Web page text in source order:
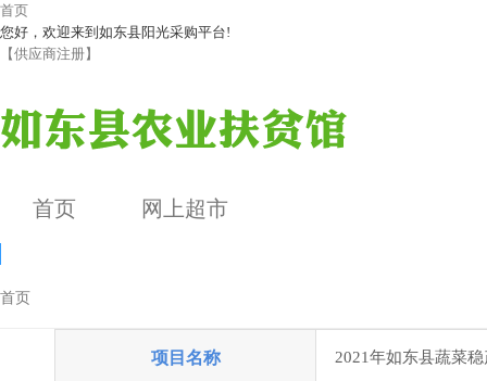
首页
您好，欢迎来到如东县阳光采购平台!
【供应商注册】
首页 网上超市
首页
项目名称 2021年如东县蔬菜